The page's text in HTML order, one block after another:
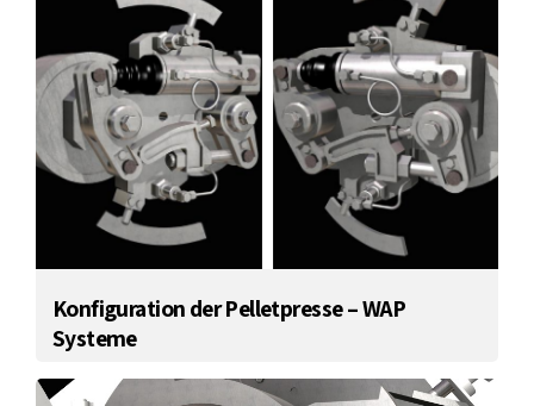
Konfiguration der Pelletpresse – WAP
Systeme